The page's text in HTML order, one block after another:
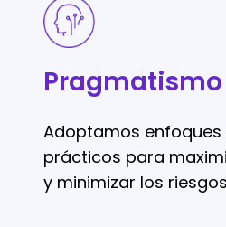
Pragmatismo
Adoptamos enfoques
prácticos para
y minimizar los
Pragmatismo